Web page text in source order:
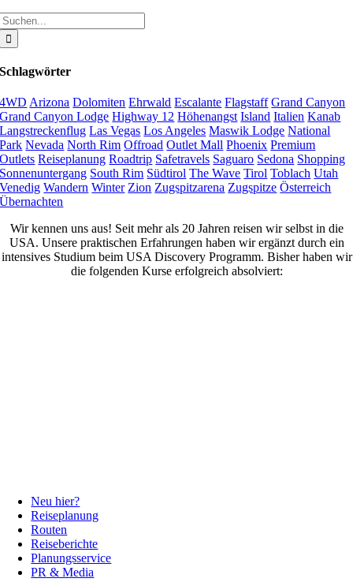
Schlagwörter
4WD Arizona Dolomiten Ehrwald Escalante Flagstaff Grand Canyon
Grand Canyon Lodge Highway 12 Höhenangst Island Italien Kanab
Langstreckenflug Las Vegas Los Angeles Maswik Lodge National
Park Nevada North Rim Offroad Outlet Mall Phoenix Premium
Outlets Reiseplanung Roadtrip Safetravels Saguaro Sedona Shopping
Sonnenuntergang South Rim Südtirol The Wave Tirol Toblach Utah
Venedig Wandern Winter Zion Zugspitzarena Zugspitze Österreich
Übernachten
Wir kennen uns aus! Seit mehr als 20 Jahren reisen wir selbst in die
USA. Unsere praktischen Erfahrungen haben wir ergänzt durch ein
intensives Studium beim USA Discovery Programm. Bisher haben wir
die folgenden Kurse erfolgreich absolviert:
Neu hier?
Reiseplanung
Routen
Reiseberichte
Planungsservice
PR & Media